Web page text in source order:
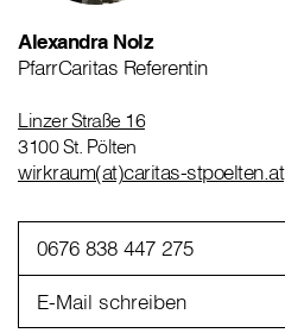
Alexandra Nolz
PfarrCaritas Referentin
Linzer Straße 16
3100 St. Pölten
wirkraum(at)caritas-stpoelten.at
0676 838 447 275
E-Mail schreiben